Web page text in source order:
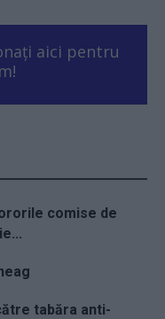
aici pentru
comise de
tabăra anti-